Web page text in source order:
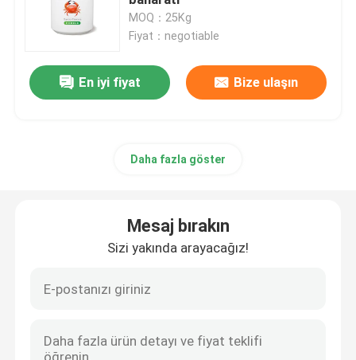
Baharat tozu
bitki özleri
MOQ：25Kg
Fiyat：negotiable
En iyi fiyat Bize ulaşın
Daha fazla göster
Mesaj bırakın
Sizi yakında arayacağız!